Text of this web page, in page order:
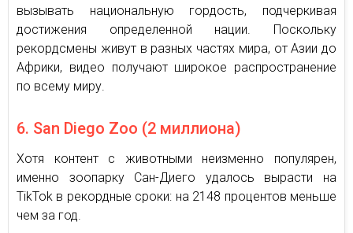
вызывать национальную гордость, подчеркивая
достижения определенной нации. Поскольку
рекордсмены живут в разных частях мира, от Азии до
Африки, видео получают широкое распространение
по всему миру.
6. San Diego Zoo (2 миллиона)
Хотя контент с животными неизменно популярен,
именно зоопарку Сан-Диего удалось вырасти на
TikTok в рекордные сроки: на 2148 процентов меньше
чем за год.